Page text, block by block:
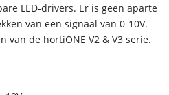
LED-drivers. Er is geen aparte
van een signaal van 0-10V.
van de hortiONE V2 & V3 serie.